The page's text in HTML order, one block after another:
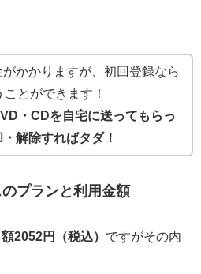
かかりますが、初回登録なら
ことができます！
・CDを自宅に送ってもらっ
解除すればタダ！
プランと利用金額
額2052円（税込） ですがその内